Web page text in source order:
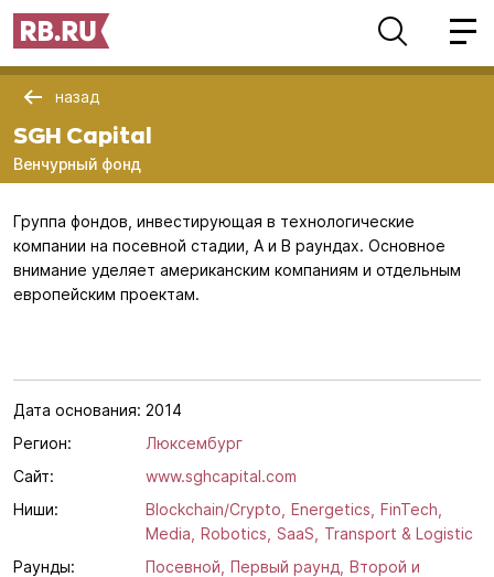
назад
SGH Capital
Венчурный фонд
Группа фондов, инвестирующая в технологические
компании на посевной стадии, A и B раундах. Основное
внимание уделяет американским компаниям и отдельным
европейским проектам.
Дата основания: 2014
Регион:
Люксембург
Сайт:
www.sghcapital.com
Ниши:
Blockchain/Crypto, Energetics, FinTech,
Media, Robotics, SaaS,
Transport & Logistic
Раунды:
Посевной, Первый раунд, Второй и